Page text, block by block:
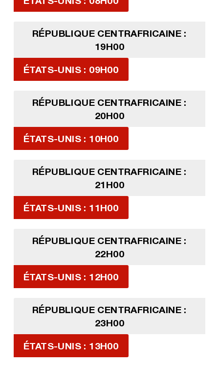
RÉPUBLIQUE CENTRAFRICAINE :
19H00
ÉTATS-UNIS : 09H00
RÉPUBLIQUE CENTRAFRICAINE :
20H00
ÉTATS-UNIS : 10H00
RÉPUBLIQUE CENTRAFRICAINE :
21H00
ÉTATS-UNIS : 11H00
RÉPUBLIQUE CENTRAFRICAINE :
22H00
ÉTATS-UNIS : 12H00
RÉPUBLIQUE CENTRAFRICAINE :
23H00
ÉTATS-UNIS : 13H00